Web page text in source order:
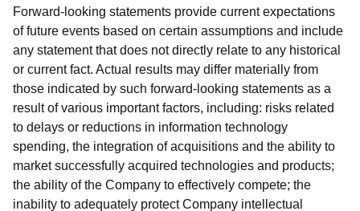
Forward-looking statements provide current expectations
of future events based on certain assumptions and include
any statement that does not directly relate to any historical
or current fact. Actual results may differ materially from
those indicated by such forward-looking statements as a
result of various important factors, including: risks related
to delays or reductions in information technology
spending, the integration of acquisitions and the ability to
market successfully acquired technologies and products;
the ability of the Company to effectively compete; the
inability to adequately protect Company intellectual